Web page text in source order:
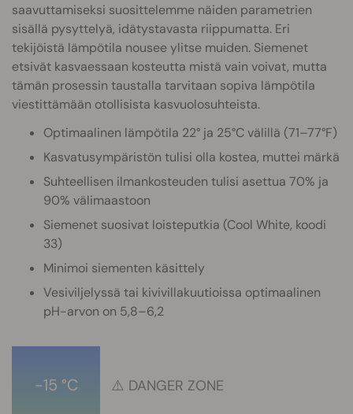
saavuttamiseksi suosittelemme näiden parametrien
sisällä pysyttelyä, idätystavasta riippumatta. Eri
tekijöistä lämpötila nousee ylitse muiden. Siemenet
etsivät kasvaessaan kosteutta mistä vain voivat, mutta
tämän prosessin taustalla tarvitaan sopiva lämpötila
viestittämään otollisista kasvuolosuhteista.
Optimaalinen lämpötila 22° ja 25°C välillä (71–77°F)
Kasvatusympäristön tulisi olla kostea, muttei märkä
Suhteellisen ilmankosteuden tulisi asettua 70% ja
90% välimaastoon
Siemenet suosivat loisteputkia (Cool White, koodi
33)
Minimoi siementen käsittely
Vesiviljelyssä tai kivivillakuutioissa optimaalinen
pH-arvon on 5,8–6,2
-15 °C ⚠️ DANGER ZONE